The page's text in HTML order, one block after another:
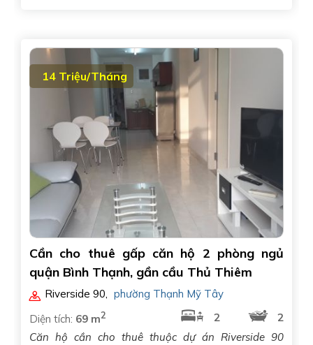
14 Triệu/Tháng
Cần cho thuê gấp căn hộ 2 phòng ngủ
quận Bình Thạnh, gần cầu Thủ Thiêm
Riverside 90, phường Thạnh Mỹ Tây
Diện tích: 69 m2 2
2
Căn hộ cần cho thuê thuộc dự án Riverside 90